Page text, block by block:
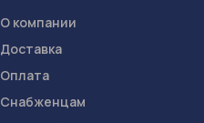
О компании
Доставка
Оплата
Снабженцам